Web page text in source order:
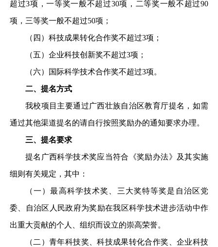
超过3项，一等奖一般不超过30项，二等奖一般不超过90
项，三等奖一般不超过50项；
（四）科技成果转化合作奖不超过3项；
（五）企业科技创新奖不超过3项；
（六）国际科学技术合作奖不超过3项。
二、提名方式
我校项目主要通过广西壮族自治区教育厅提名，如需
通过其他渠道提名的请自行按照奖励办的通知要求办理。
三、提名要求
提名广西科学技术奖应当符合《奖励办法》及其实施
细则有关规定，其中：
（一）最高科学技术奖、三大奖特等奖是自治区党
委、自治区人民政府为奖励在我区科学技术进步活动中作
出重大贡献的个人、组织而设立的崇高荣誉。
（二）青年科技奖、科技成果转化合作奖、企业科技